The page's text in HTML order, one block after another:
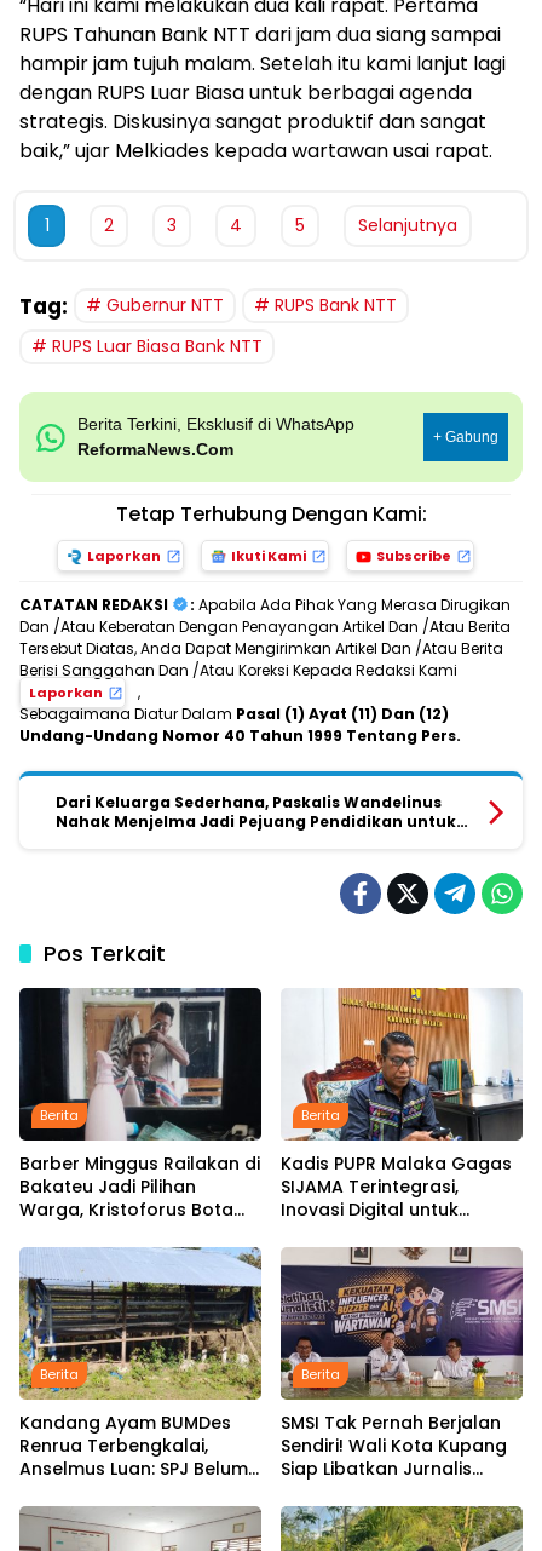
“Hari ini kami melakukan dua kali rapat. Pertama
RUPS Tahunan Bank NTT dari jam dua siang sampai
hampir jam tujuh malam. Setelah itu kami lanjut lagi
dengan RUPS Luar Biasa untuk berbagai agenda
strategis. Diskusinya sangat produktif dan sangat
baik,” ujar Melkiades kepada wartawan usai rapat.
1 2 3 4 5 Selanjutnya
Tag: Gubernur NTT
RUPS Bank NTT
RUPS Luar Biasa Bank NTT
Berita Terkini, Eksklusif di WhatsApp
ReformaNews.Com
+ Gabung
Tetap Terhubung Dengan Kami:
Laporkan Ikuti Kami Subscribe
CATATAN REDAKSI : Apabila Ada Pihak Yang Merasa Dirugikan
Dan /Atau Keberatan Dengan Penayangan Artikel Dan /Atau Berita
Tersebut Diatas, Anda Dapat Mengirimkan Artikel Dan /Atau Berita
Berisi Sanggahan Dan /Atau Koreksi Kepada Redaksi Kami
Laporkan
,
Sebagaimana Diatur Dalam Pasal (1) Ayat (11) Dan (12)
Undang-Undang Nomor 40 Tahun 1999 Tentang Pers.
Dari Keluarga Sederhana, Paskalis Wandelinus
Nahak Menjelma Jadi Pejuang Pendidikan untuk
Pos Terkait
Berita
Barber Minggus Railakan di
Bakateu Jadi Pilihan
Warga, Kristoforus Bota
Rambut dengan Tarif Rp15
Ribu per Kepala
Berita
Kadis PUPR Malaka Gagas
SIJAMA Terintegrasi,
Inovasi Digital untuk
Infrastruktur
Berita
Kandang Ayam BUMDes
Renrua Terbengkalai,
Anselmus Luan: SPJ Belum
Desa Sejak Januari Belum
Dibayar
Berita
SMSI Tak Pernah Berjalan
Sendiri! Wali Kota Kupang
Siap Libatkan Jurnalis
Pemkot